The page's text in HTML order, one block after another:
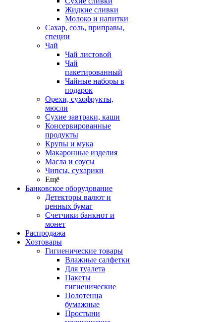
Жидкие сливки
Молоко и напитки
Сахар, соль, приправы,
специи
Чай
Чай листовой
Чай
пакетированный
Чайные наборы в
подарок
Орехи, сухофрукты,
мюсли
Сухие завтраки, каши
Консервированные
продукты
Крупы и мука
Макаронные изделия
Масла и соусы
Чипсы, сухарики
Ещё
Банковское оборудование
Детекторы валют и
ценных бумаг
Счетчики банкнот и
монет
Распродажа
Хозтовары
Гигиенические товары
Влажные салфетки
Для туалета
Пакеты
гигиенические
Полотенца
бумажные
Простыни